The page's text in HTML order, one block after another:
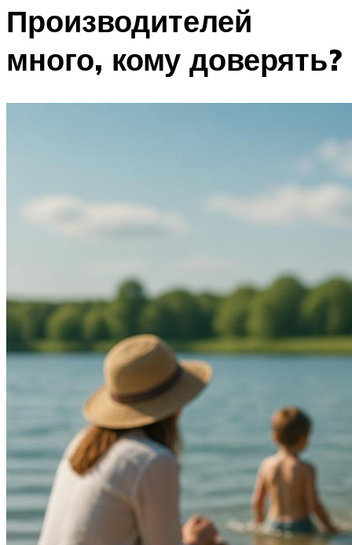
Производителей
много, кому доверять?